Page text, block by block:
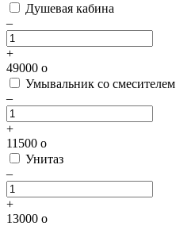
Душевая кабина
–
+
49000 o
Умывальник со смесителем
–
+
11500 o
Унитаз
–
+
13000 o